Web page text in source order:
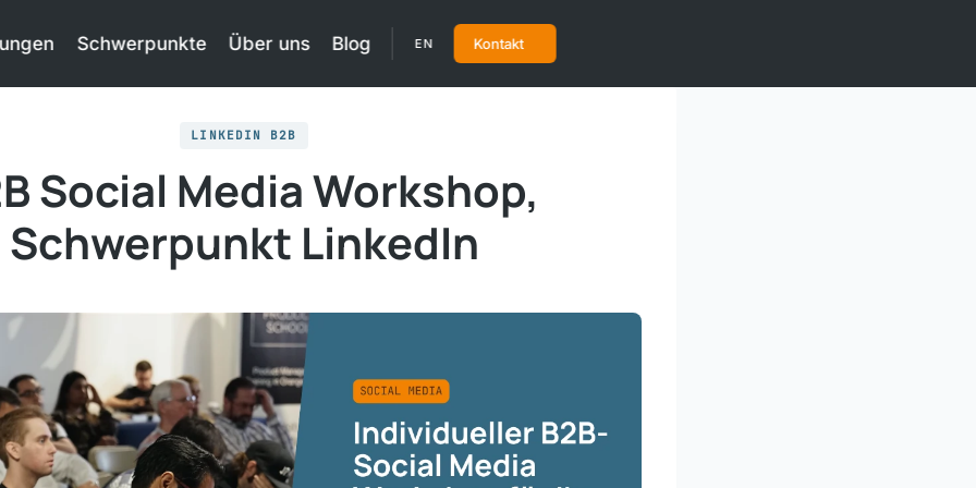
Schwerpunkte Über uns Blog EN Kontakt
LINKEDIN B2B
Social Media Workshop,
Schwerpunkt LinkedIn